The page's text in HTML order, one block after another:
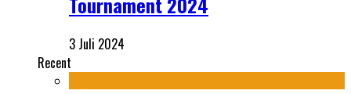
3 Juli 2024
Recent